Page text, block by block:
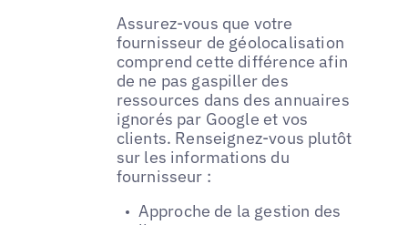
Assurez-vous que votre
fournisseur de géolocalisation
comprend cette différence afin
de ne pas gaspiller des
ressources dans des annuaires
ignorés par Google et vos
clients. Renseignez-vous plutôt
sur les informations du
fournisseur :
Approche de la gestion des